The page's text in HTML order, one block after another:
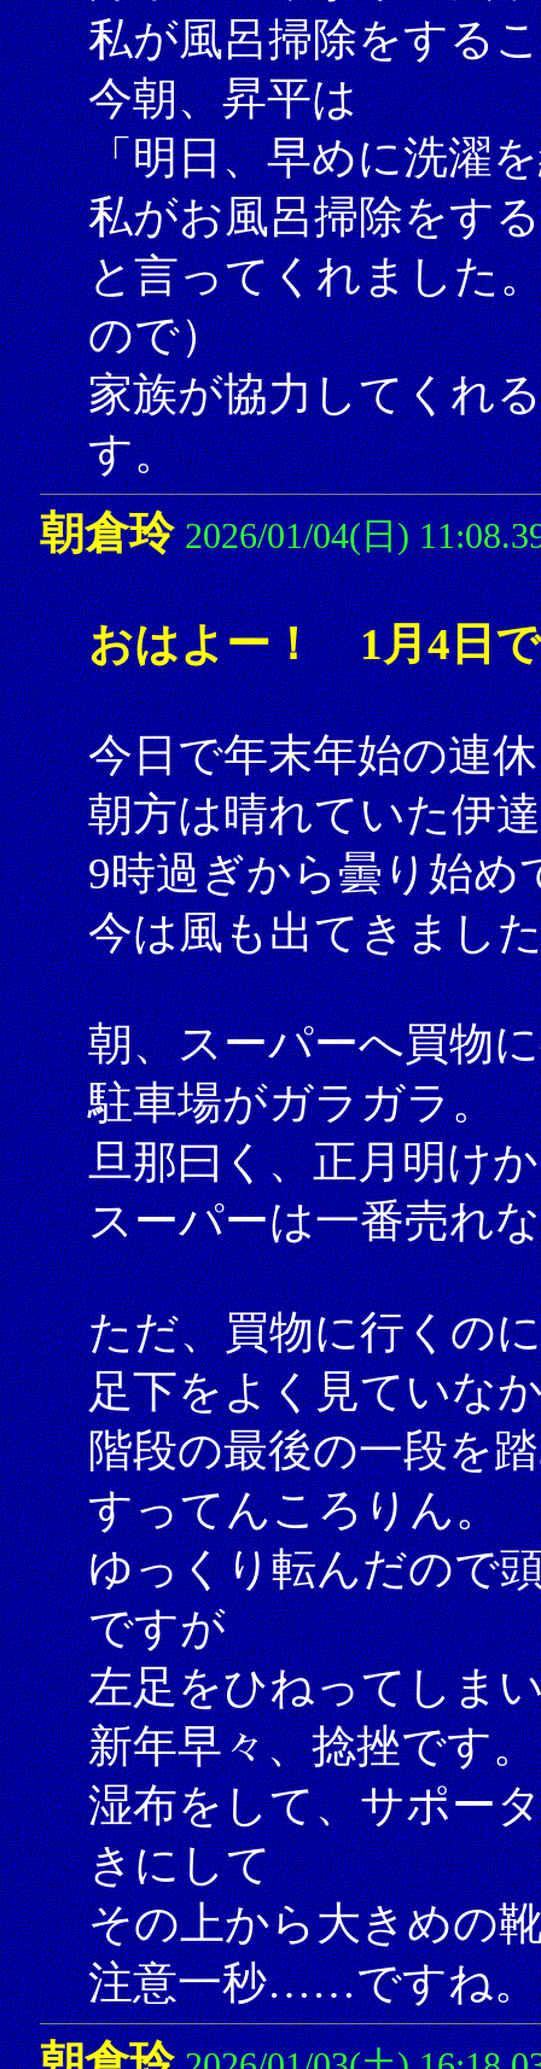
私が風呂掃除をする
今朝、昇平は
「明日、早めに洗濯
私がお風呂掃除をす
と言ってくれました
ので）
家族が協力してくれ
す。
朝倉玲 2026/01/04(日)
おはよー！ 1月4日
今日で年末年始の連
朝方は晴れていた伊
9時過ぎから曇り始め
今は風も出てきまし
朝、スーパーへ買物
駐車場がガラガラ。
旦那曰く、正月明け
スーパーは一番売れ
ただ、買物に行くの
足下をよく見ていな
階段の最後の一段を
すってんころりん。
ゆっくり転んだので
ですが
左足をひねってしま
新年早々、捻挫です。
湿布をして、サポー
きにして
その上から大きめの
注意一秒……ですね。